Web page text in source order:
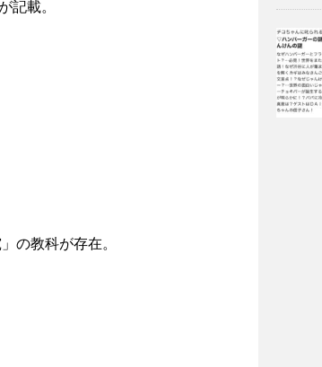
記載。
の教科が存在。